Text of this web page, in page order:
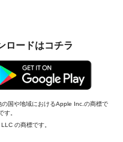
ロードはコチラ
国や地域におけるApple Inc.の商標で
。
の商標です。